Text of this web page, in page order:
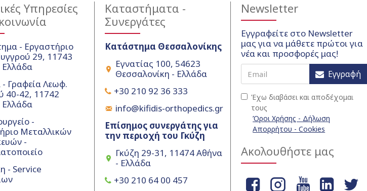
Υπηρεσίες
- Εργαστήριο
29, 11743
- Γραφεία Λεωφ.
40-42, 11742
-
Μεταλλικών
-
- Service
Καταστήματα -
Συνεργάτες
Κατάστημα Θεσσαλονίκης
Εγνατίας 100, 54623
Θεσσαλονίκη - Ελλάδα
+30 210 92 36 333
info@kifidis-orthopedics.gr
Επίσημος συνεργάτης για
την περιοχή του Γκύζη
Γκύζη 29-31, 11474 Αθήνα
- Ελλάδα
+30 210 64 00 457
Newsletter
Εγγραφείτε στο Newsletter
μας για να μάθετε πρώτοι για
νέα και προσφορές μας!
Εγγραφή
Έχω διαβάσει και αποδέχομαι
τους
Όροι Χρήσης - Δήλωση
Απορρήτου - Cookies
Ακολουθήστε μας